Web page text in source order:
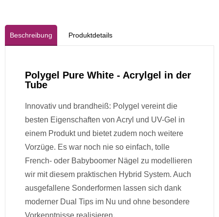
Beschreibung Produktdetails
Polygel Pure White - Acrylgel in der
Tube
Innovativ und brandheiß: Polygel vereint die
besten Eigenschaften von Acryl und UV-Gel in
einem Produkt und bietet zudem noch weitere
Vorzüge. Es war noch nie so einfach, tolle
French- oder Babyboomer Nägel zu modellieren
wir mit diesem praktischen Hybrid System. Auch
ausgefallene Sonderformen lassen sich dank
moderner Dual Tips im Nu und ohne besondere
Vorkenntnisse realisieren.